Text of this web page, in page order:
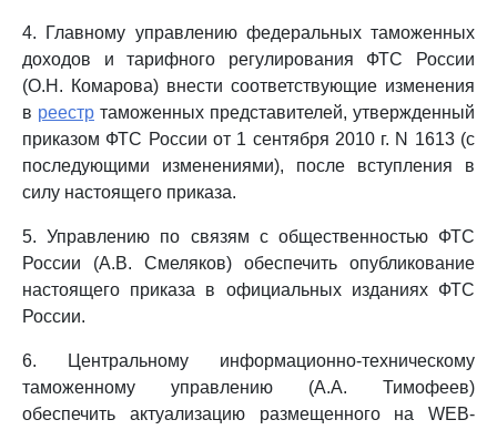
4. Главному управлению федеральных таможенных
доходов и тарифного регулирования ФТС России
(О.Н. Комарова) внести соответствующие изменения
в реестр таможенных представителей, утвержденный
приказом ФТС России от 1 сентября 2010 г. N 1613 (с
последующими изменениями), после вступления в
силу настоящего приказа.
5. Управлению по связям с общественностью ФТС
России (А.В. Смеляков) обеспечить опубликование
настоящего приказа в официальных изданиях ФТС
России.
6. Центральному информационно-техническому
таможенному управлению (А.А. Тимофеев)
обеспечить актуализацию размещенного на WEB-